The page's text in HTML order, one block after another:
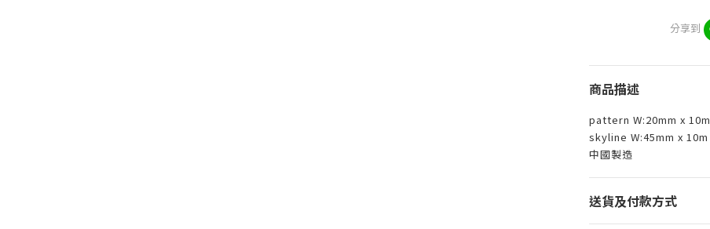
分享到
商品描述
pattern W:20mm x 10m
skyline W:45mm x 10m
中國製造
送貨及付款方式